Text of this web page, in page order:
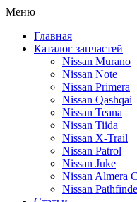
Меню
Главная
Каталог запчастей
Nissan Murano
Nissan Note
Nissan Primera
Nissan Qashqai
Nissan Teana
Nissan Tiida
Nissan X-Trail
Nissan Patrol
Nissan Juke
Nissan Almera
Nissan